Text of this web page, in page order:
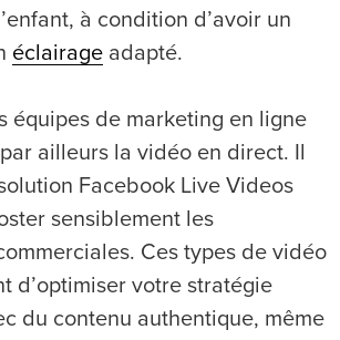
à condition d’avoir un
éclairage adapté.
équipes de marketing en ligne
ailleurs la vidéo en direct. Il
Facebook Live Videos
sensiblement les
Ces types de vidéo
d’optimiser votre stratégie
du contenu authentique, même